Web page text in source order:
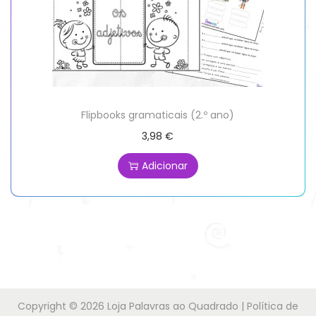
Flipbooks gramaticais (2.º ano)
3,98€
Adicionar
Copyright © 2026 Loja Palavras ao Quadrado | Política de